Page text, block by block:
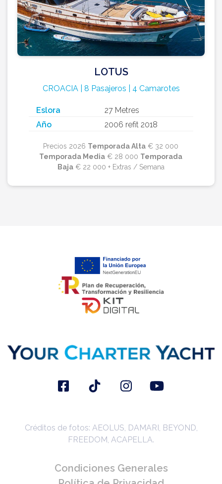
LOTUS
CROACIA | 8 Pasajeros | 4 Camarotes
Eslora
27 Metres
Año
2006 refit 2018
Precios 2026 Temporada Alta € 32 000
Temporada Media € 28 000 Temporada
Baja€ 22 000 + Extras / Semana
Créditos de fotos: AEOLUS, DAMARI, BEYOND,
FREEDOM, ACAPELLA.
Condiciones Generales